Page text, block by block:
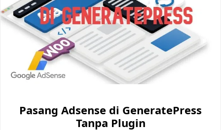
Pasang Adsense di GeneratePress
Tanpa Plugin